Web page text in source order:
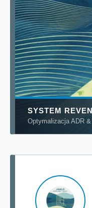
SYSTEM
Optymalizacja ADR